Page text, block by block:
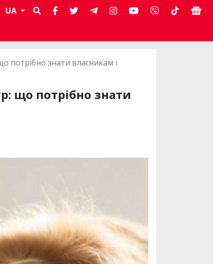
UA
потрібно знати власникам і
що потрібно знати